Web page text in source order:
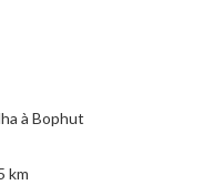
à Bophut
km